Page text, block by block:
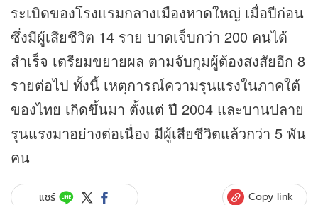
ระเบิดของโรงแรมกลางเมืองหาดใหญ่ เมื่อปีก่อน
ซึ่งมีผู้เสียชีวิต 14 ราย บาดเจ็บกว่า 200 คนได้
สำเร็จ เตรียมขยายผล ตามจับกุมผู้ต้องสงสัยอีก 8
รายต่อไป ทั้งนี้ เหตุการณ์ความรุนแรงในภาคใต้
ของไทย เกิดขึ้นมา ตั้งแต่ ปี 2004 และบานปลาย
รุนแรงมาอย่างต่อเนื่อง มีผู้เสียชีวิตแล้วกว่า 5 พัน
คน
แชร์ Copy link